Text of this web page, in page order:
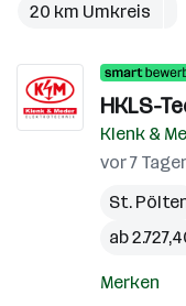
20 km Umkreis
HKLS-
Klenk &
vor 7
St.
ab
Merken